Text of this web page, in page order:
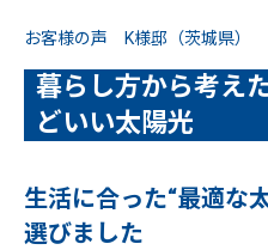
お客様の声 K様邸（茨城県）
暮らし方から考え
どいい太陽光
生活に合った“最適な
選びました